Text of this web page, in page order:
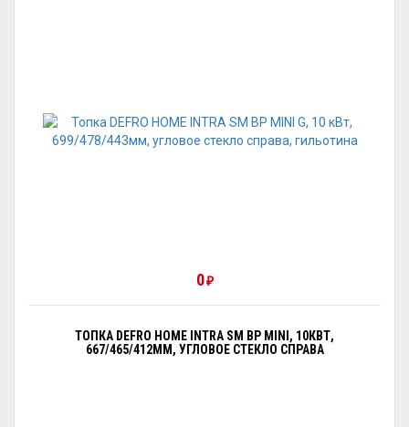
0₽
ТОПКА DEFRO HOME INTRA SM BP MINI, 10КВТ,
667/465/412ММ, УГЛОВОЕ СТЕКЛО СПРАВА